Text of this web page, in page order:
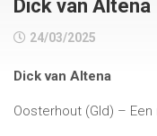
Verzoekje
Chatbox
Dick van Altena
24/03/2025
Dick van Altena
Oosterhout (Gld) –